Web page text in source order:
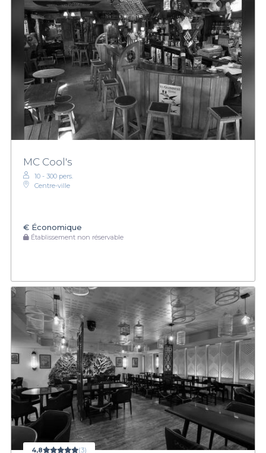
MC Cool's
10 - 300 pers.
Centre-ville
€ Économique
Établissement non réservable
4,8 (3)